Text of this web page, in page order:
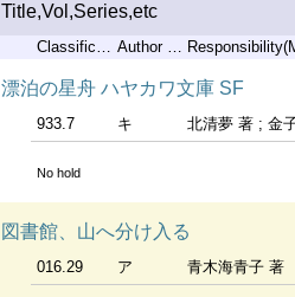
Title,Vol,Series,etc
Classification 1 Author No.
漂泊の星舟 ハヤカワ文庫 SF
933.7 キ 北清夢 著 ; 金
No hold
図書館、山へ分け入る
016.29 ア 青木海青子 著